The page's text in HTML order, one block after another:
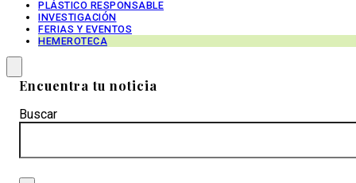
PLÁSTICO RESPONSABLE
INVESTIGACIÓN
FERIAS Y EVENTOS
HEMEROTECA
Encuentra tu noticia
Buscar